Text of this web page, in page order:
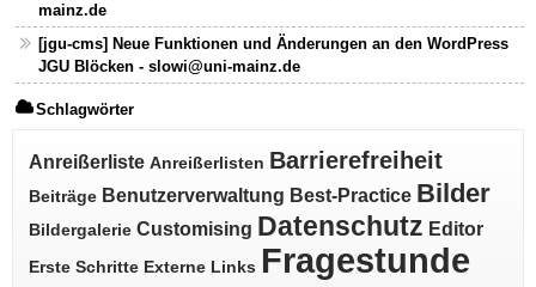
mainz.de
[jgu-cms] Neue Funktionen und Änderungen an den WordPress
JGU Blöcken - slowi@uni-mainz.de
Schlagwörter
Anreißerliste Anreißerlisten Barrierefreiheit
Beiträge Benutzerverwaltung Best-Practice Bilder
Bildergalerie Customising Datenschutz Editor
Erste Schritte Externe Links Fragestunde